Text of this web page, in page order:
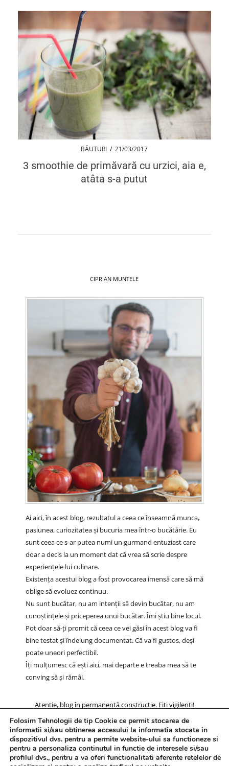
BĂUTURI / 21/03/2017
3 smoothie de primăvară cu urzici, aia e,
atâta s-a putut
CIPRIAN MUNTELE
Ai aici, în acest blog, rezultatul a ceea ce înseamnă munca,
pasiunea, curiozitatea și bucuria mea într-o bucătărie. Eu
sunt ceea ce s-ar putea numi un gurmand entuziast care
doar a decis la un moment dat că vrea să scrie despre
experiențele lui culinare.
Existența acestui blog a fost provocarea imensă care să mă
oblige să evoluez continuu.
Nu sunt bucătar, nu am intenții să devin bucătar, nu am
cunoștințele și priceperea unui bucătar. Îmi știu bine locul.
Pot doar să-ți promit că ceea ce vei găsi în acest blog va fi
bine testat și îndelung documentat. Că va fi gustos, deși
poate uneori perfectibil.
Îți mulțumesc că ești aici, mai departe e treaba mea să te
conving să și rămâi.
Atenție, blog în permanentă construcție. Fiți vigilenți!
Folosim Tehnologii de tip Cookie ce permit stocarea de
informatii si/sau obtinerea accesului la informatia stocata in
dispozitivul dvs. pentru a permite website-ului sa functioneze si
pentru a personaliza continutul in functie de interesele si/sau
profilul dvs., pentru a va oferi functionalitati aferente retelelor de